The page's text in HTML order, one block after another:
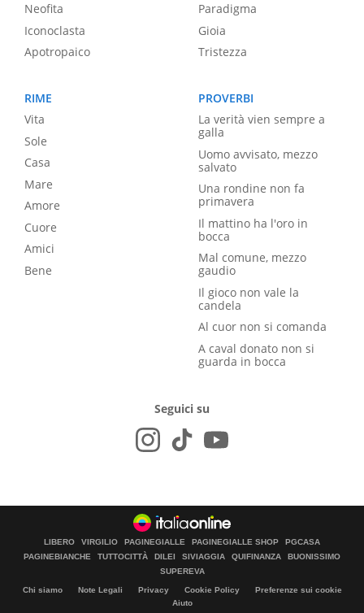
Neofita
Iconoclasta
Apotropaico
Paradigma
Gioia
Tristezza
RIME
Vita
Sole
Casa
Mare
Amore
Cuore
Amici
Bene
PROVERBI
La verità vien sempre a
galla
Uomo avvisato, mezzo
salvato
Una rondine non fa
primavera
Il mattino ha l'oro in
bocca
Mal comune, mezzo
gaudio
Il gioco non vale la
candela
Al cuor non si comanda
A caval donato non si
guarda in bocca
Seguici su
LIBERO VIRGILIO PAGINEGIALLE PAGINEGIALLE SHOP
PGCASA
PAGINEBIANCHE
TUTTOCITTÀ DILEI SIVIAGGIA QUIFINANZA
BUONISSIMO
SUPEREVA
Chi siamo Note Legali Privacy Cookie Policy
Preferenze sui cookie
Aiuto